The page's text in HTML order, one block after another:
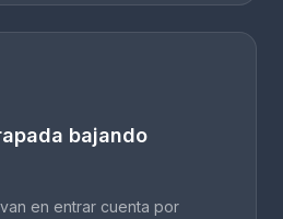
bajando
en entrar cuenta por